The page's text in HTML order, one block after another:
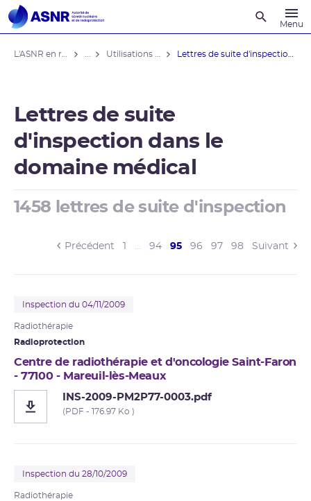
Menu
Lettres de suite
d'inspection dans le
domaine médical
1458 lettres de suite d'inspection
Précédent … 94 95(current)
96 97 98 Suivant
Inspection du 04/11/2009
Radiothérapie
Radioprotection
Centre de radiothérapie et d'oncologie Saint-Faron
- 77100 - Mareuil-lès-Meaux
INS-2009-PM2P77-0003.pdf
(PDF - 176.97 Ko )
Inspection du 28/10/2009
Radiothérapie